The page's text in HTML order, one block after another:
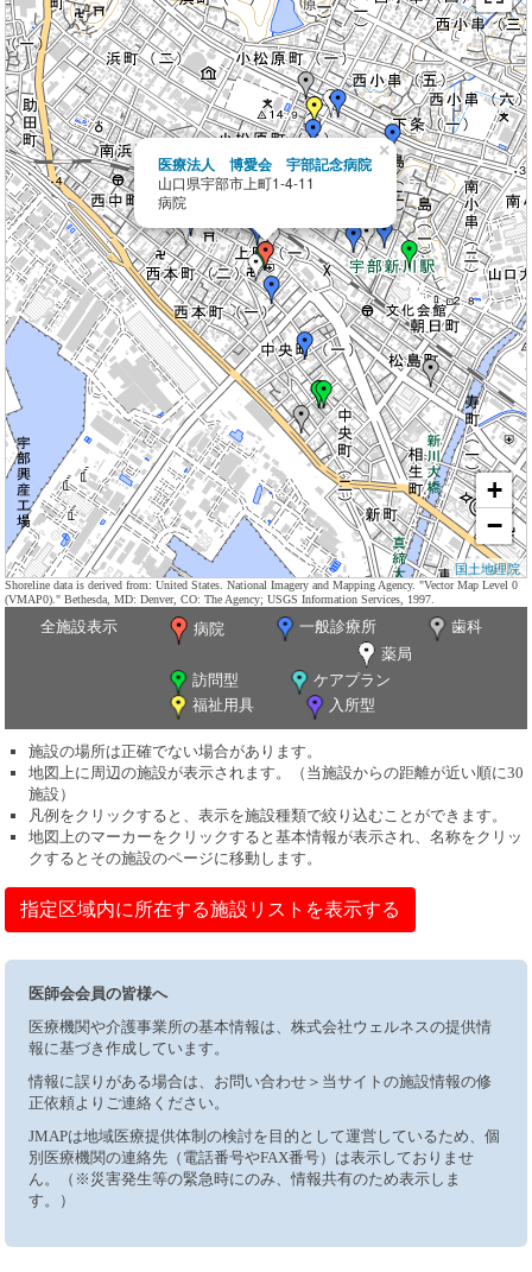
医療法人 博愛会 宇部記念病院
山口県宇部市上町1-4-11
病院
×
+
−
国土地理院
Shoreline data is derived from: United States. National Imagery and Mapping Agency. "Vector Map Level 0
(VMAP0)." Bethesda, MD: Denver, CO: The Agency; USGS Information Services, 1997.
全施設表示 病院 一般診療所
歯科
薬局
訪問型
ケアプラン
福祉用具
入所型
施設の場所は正確でない場合があります。
地図上に周辺の施設が表示されます。（当施設からの距離が近い順に30
施設）
凡例をクリックすると、表示を施設種類で絞り込むことができます。
地図上のマーカーをクリックすると基本情報が表示され、名称をクリッ
クするとその施設のページに移動します。
指定区域内に所在する施設リストを表示する
医師会会員の皆様へ
医療機関や介護事業所の基本情報は、株式会社ウェルネスの提供情
報に基づき作成しています。
情報に誤りがある場合は、お問い合わせ＞当サイトの施設情報の修
正依頼よりご連絡ください。
JMAPは地域医療提供体制の検討を目的として運営しているため、個
別医療機関の連絡先（電話番号やFAX番号）は表示しておりませ
ん。（※災害発生等の緊急時にのみ、情報共有のため表示しま
す。）